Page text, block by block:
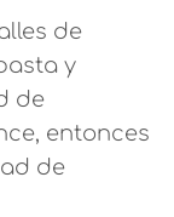
de
y
de
entonces
de